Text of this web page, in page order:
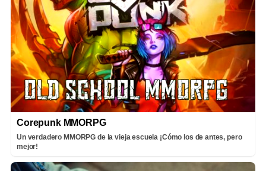
Corepunk MMORPG
Un verdadero MMORPG de la vieja escuela ¡Cómo los de antes, pero
mejor!